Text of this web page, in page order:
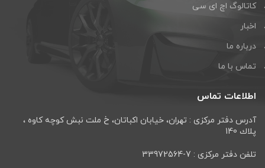
کاتالوگ اچ ای سی
اخبار
درباره ما
تماس با ما
اطلاعات تماس
آدرس دفتر مرکزی : تهران، خيابان اكباتان، خ ملت نبش كوچه كاوه ،
پلاك 140
تلفن دفتر مرکزی : 7-33972564